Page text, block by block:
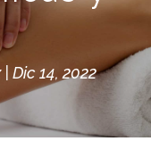
| Dic 14, 2022